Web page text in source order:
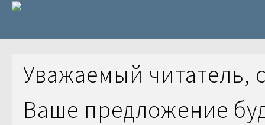
Уважаемый читатель,
Ваше предложение